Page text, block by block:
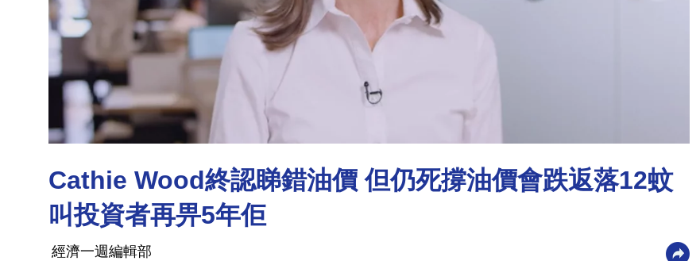
Cathie Wood終認睇錯油價 但仍死撐油價會跌返落12蚊
叫投資者再畀5年佢
經濟一週編輯部